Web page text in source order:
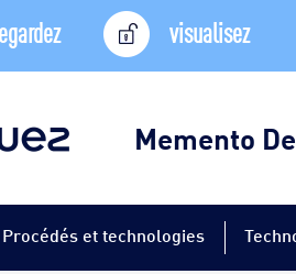
visualisez
Memento
Procédés et technologies